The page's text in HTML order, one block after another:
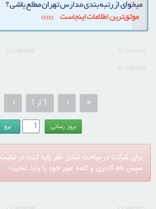
1 از 1
برای شرکت در مباحث تبادل نظر باید ابتدا در سایت
سپس نام کاربری و کلمه عبور خود را وارد نمایید؛